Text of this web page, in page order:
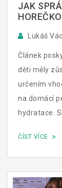
JAK
Lukáš
Článek
děti měly
určením
na domácí
hydratace.
ČÍST VÍCE